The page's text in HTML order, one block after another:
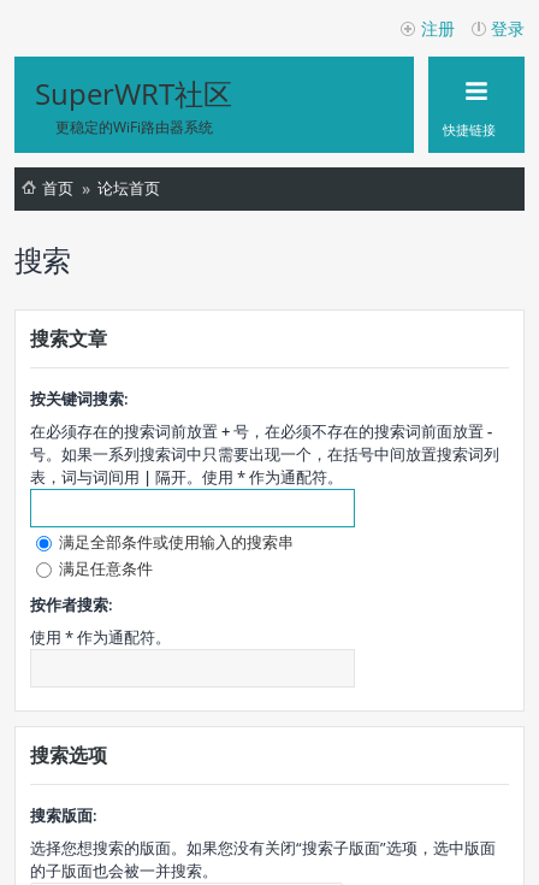
登录
注册
SuperWRT社区
更稳定的WiFi路由器系统 快捷链接
首页 论坛首页
搜索
搜索文章
按关键词搜索:
在必须存在的搜索词前放置+号，在必须不存在的搜索词前面放置-
号。如果一系列搜索词中只需要出现一个，在括号中间放置搜索词列
表，词与词间用 | 隔开。使用 * 作为通配符。
满足全部条件或使用输入的搜索串
满足任意条件
按作者搜索:
使用 * 作为通配符。
搜索选项
搜索版面:
选择您想搜索的版面。如果您没有关闭“搜索子版面”选项，选中版面
的子版面也会被一并搜索。